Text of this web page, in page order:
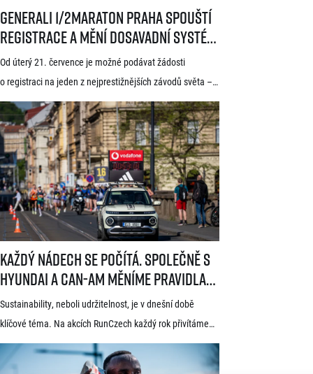
Generali 1/2Maraton Praha spouští
registrace a mění dosavadní systém!
Třítýdenní lhůta na podání žádosti
startuje 21. července
Od úterý 21. července je možné podávat žádosti
o registraci na jeden z nejprestižnějších závodů světa –
Generali 1/2Maraton Praha. Do povědomí běžců se
dostal nejen trasou vedoucí srdcem historické Prahy, ale
i tradicí a naprosto jedinečnou atmosférou. Pyšní se
známkou kvality World Athletics Elite Label, spadá do
seriálu evropských půlmaratonů zvaného SuperHalfs
a jedná se o nejžádanější z pěti závodů RunCzech Halfs.
[…]
Generali 1/2Maraton Praha spouští registrace a mění dosavadní
Každý nádech se počítá. Společně s
Hyundai a Can-Am měníme pravidla
hry
Sustainability, neboli udržitelnost, je v dnešní době
klíčové téma. Na akcích RunCzech každý rok přivítáme
statisíce osob, které motivujeme k pohybu a zdravému
životnímu stylu. S každou masovou akcí se však pojí také
Každý nádech se počítá. Společně s Hyundai a Can-Am měníme